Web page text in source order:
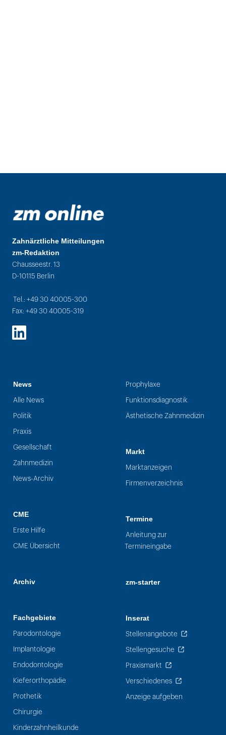
Zahnärztliche Mitteilungen
zm-Redaktion
Chausseestr. 13
D-10115 Berlin
Tel.: +49 30 40005-300
Fax: +49 30 40005-319
LinkedIn
News
Alle News
Politik
Praxis
Gesellschaft
Zahnmedizin
News-Archiv
CME
Erste Hilfe
CME Übersicht
Archiv
Fachgebiete
Parodontologie
Implantologie
Endodontologie
Kieferorthopädie
Prothetik
Chirurgie
Kinderzahnheilkunde
Prophylaxe
Funktionsdiagnostik
Ästhetische Zahnmedizin
Markt
Marktanzeigen
Firmenverzeichnis
Termine
Anleitung zur
Termineingabe
zm-starter
Inserat
Stellenangebote
Stellengesuche
Praxismarkt
Verschiedenes
Anzeige aufgeben